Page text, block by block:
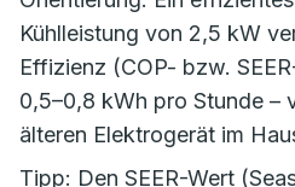
Kühlleistung von 2,5 kW
Effizienz (COP- bzw.
0,5–0,8 kWh pro Stunde –
älteren Elektrogerät im
Tipp: Den SEER-Wert